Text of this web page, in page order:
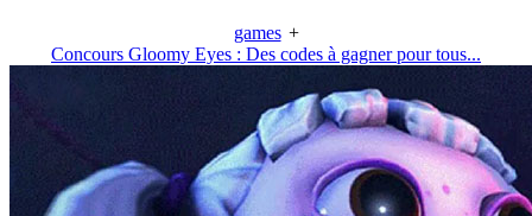
games +
Concours Gloomy Eyes : Des codes à gagner pour tous...